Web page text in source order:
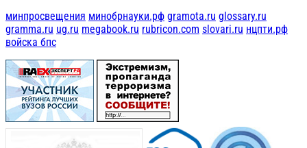
минпросвещения минобрнауки.рф gramota.ru glossary.ru
gramma.ru ug.ru megabook.ru rubricon.com slovari.ru нцпти.рф
войска бпс